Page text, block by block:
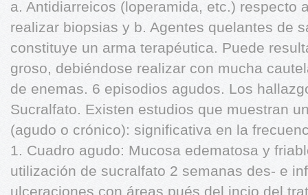
a. Antidiarreicos (loperamida, etc.) respecto
realizar biopsias y b. Agentes quelantes de
constituye un arma terapéutica. Puede
groso, debiéndose realizar con mucha
de enemas. 6 episodios agudos. Los
Sucralfato. Existen estudios que muestran
(agudo o crónico): significativa en la
1. Cuadro agudo: Mucosa edematosa y
utilización de sucralfato 2 semanas des- e
ulceraciones con áreas pués del incio del